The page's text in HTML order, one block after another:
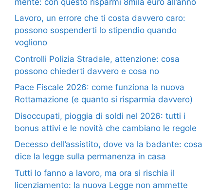
Lavoro, un errore che ti costa davvero caro:
possono sospenderti lo stipendio quando
vogliono
Controlli Polizia Stradale, attenzione: cosa
possono chiederti davvero e cosa no
Pace Fiscale 2026: come funziona la nuova
Rottamazione (e quanto si risparmia davvero)
Disoccupati, pioggia di soldi nel 2026: tutti i
bonus attivi e le novità che cambiano le regole
Decesso dell’assistito, dove va la badante: cosa
dice la legge sulla permanenza in casa
Tutti lo fanno a lavoro, ma ora si rischia il
licenziamento: la nuova Legge non ammette